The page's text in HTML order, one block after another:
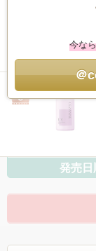
今なら
＠
発売日